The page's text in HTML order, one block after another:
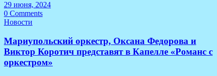
29 июня, 2024
0 Comments
Новости
Мариупольский оркестр, Оксана Федорова и
Виктор Коротич представят в Капелле «Романс с
оркестром»